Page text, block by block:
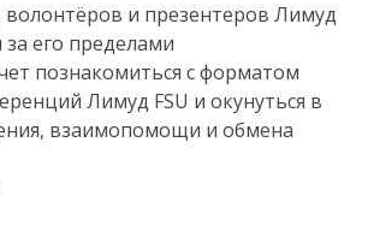
волонтёров и презентеров Лимуд
за его пределами
познакомиться с форматом
Лимуд FSU и окунуться в
взаимопомощи и обмена